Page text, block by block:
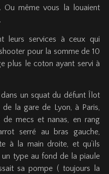
même vous la louaient
leurs services à ceux qui
pour la somme de 10
plus le coton ayant servi à
dans un squat du défunt Îlot
la gare de Lyon, à Paris,
de mecs et nanas, en rang
serré au bras gauche,
à la main droite, et qu’ils
un type au fond de la piaule
sa pompe ( toujours la